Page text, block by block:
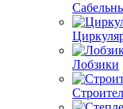
Лобзики